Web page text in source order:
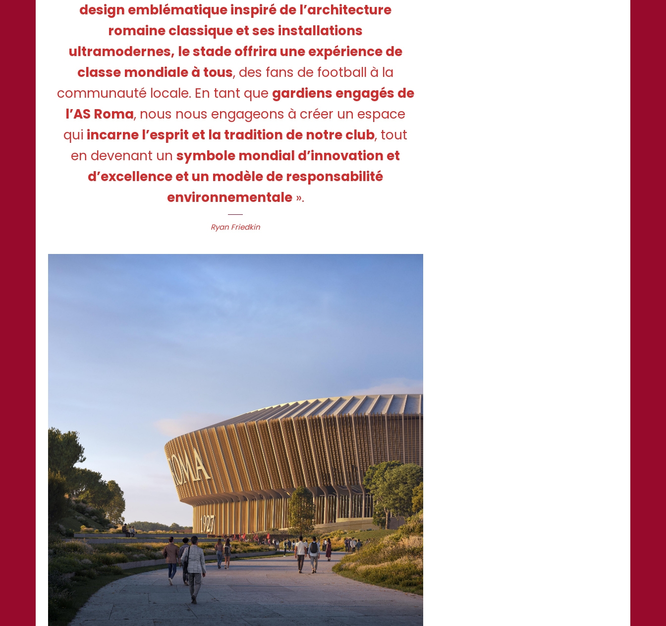
design emblématique inspiré de l’architecture
romaine classique et ses installations
ultramodernes, le stade offrira une expérience de
classe mondiale à tous, des fans de football à la
communauté locale. En tant que gardiens engagés de
l’AS Roma, nous nous engageons à créer un espace
qui incarne l’esprit et la tradition de notre club, tout
en devenant unsymbole mondial d’innovation et
d’excellence et un modèle de responsabilité
environnementale».
Ryan Friedkin